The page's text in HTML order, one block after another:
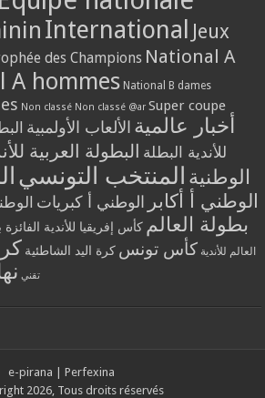
International Jeux
des Champions National A
A hommes National B dames
Non classé Non classé @ar Super coupe
أخبار عالمية الألعاب الأولمبية
للأندية البطلة البطولة العربية
الوطنية المنتخب التونسي
الوطني أ أكابر الوطني أ كبريات
بطولة العالم كأس إفريقيا للأندية
العالم للأندية كأس تونس كرة اليد الشاطئية
تقني
e-pirana
Perfexina
2026, Tous droits réservés